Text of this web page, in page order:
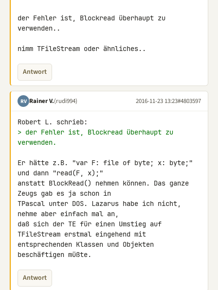
der Fehler ist, Blockread überhaupt zu
verwenden..
nimm TFileStream oder ähnliches..
Antwort
RV Rainer V.(rudi994) 2016-11-23 13:23#4803597
> der Fehler ist, Blockread überhaupt zu
verwenden.
Er hätte z.B. "var F: file of byte; x: byte;"
und dann "read(F, x);"
anstatt BlockRead() nehmen können. Das ganze
Zeugs gab es ja schon in
TPascal unter DOS. Lazarus habe ich nicht,
nehme aber einfach mal an,
daß sich der TE für einen Umstieg auf
TFileStream erstmal eingehend mit
entsprechenden Klassen und Objekten
beschäftigen müßte.
Antwort